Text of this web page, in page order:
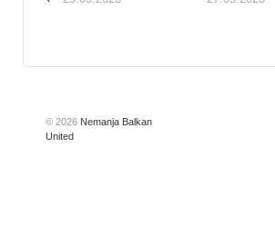
© 2026 Nemanja Balkan
United